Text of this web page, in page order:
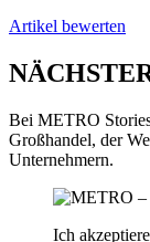
Artikel bewerten
Bei METRO
Großhandel, der
Unternehmern.
Ich